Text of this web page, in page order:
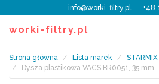
info@worki-filtry.pl +48
worki-filtry.pl
Strona główna Lista marek STARMIX
Dysza plastikowa VACS BR0051, 35 mm.